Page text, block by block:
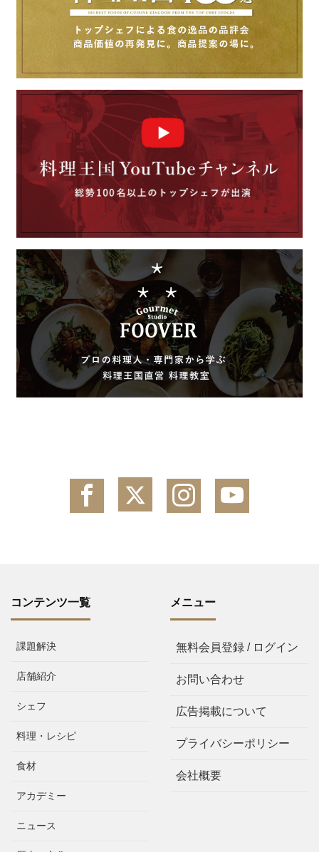
コンテンツ一覧
課題解決
店舗紹介
シェフ
料理・レシピ
食材
アカデミー
ニュース
メニュー
無料会員登録 / ログイン
お問い合わせ
広告掲載について
プライバシーポリシー
会社概要